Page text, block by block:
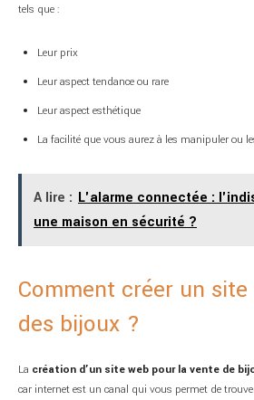
tels que :
Leur prix
Leur aspect tendance ou rare
Leur aspect esthétique
La facilité que vous aurez à les manipuler ou
A lire : L'alarme connectée :
une maison en sécurité ?
Comment créer un
des bijoux ?
La création d’un site web pour la vente de
car internet est un canal qui vous permet de